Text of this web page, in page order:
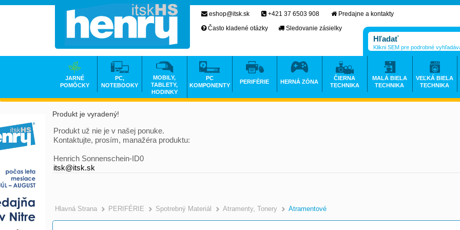
Produkt je vyradený!
Produkt už nie je v našej ponuke.
Kontaktujte, prosím, manažéra produktu:
Henrich Sonnenschein-ID0
itsk@itsk.sk
Hlavná Strana PERIFÉRIE Spotrebný Materiál Atramenty, Tonery Atramentové
eshop@itsk.sk +421 37 6503 908
Predajne a kontakty
Často kladené otázky
Sledovanie zásielky
Klikni SEM pre podrobné
JARNÉ
POMÔCKY
PC,
NOTEBOOKY
MOBILY,
TABLETY,
HODINKY
PC
KOMPONENTY
PERIFÉRIE HERNÁ ZÓNA
ČIERNA
TECHNIKA
MALÁ BIELA
TECHNIKA
VEĽKÁ BIELA
TECHNIKA